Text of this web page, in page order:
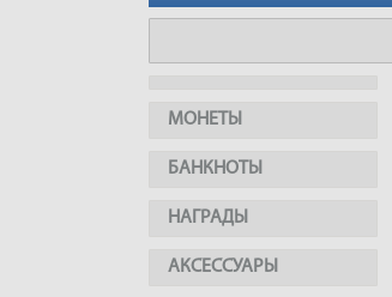
МОНЕТЫ
БАНКНОТЫ
НАГРАДЫ
АКСЕССУАРЫ